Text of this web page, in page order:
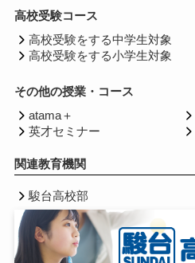
高校受験コース
高校受験をする中学生対象
高校受験をする小学生対象
その他の授業・コース
atama＋
英才セミナー
関連教育機関
駿台高校部